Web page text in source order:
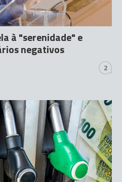
à "serenidade" e
negativos
2